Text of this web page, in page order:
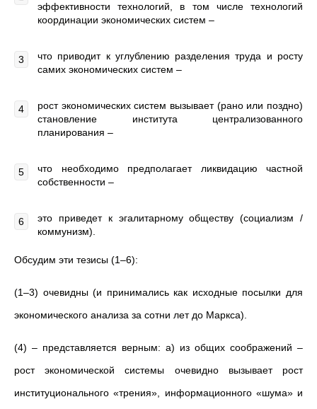
эффективности технологий, в том числе технологий
координации экономических систем –
что приводит к углублению разделения труда и росту
самих экономических систем –
рост экономических систем вызывает (рано или поздно)
становление института централизованного
планирования –
что необходимо предполагает ликвидацию частной
собственности –
это приведет к эгалитарному обществу (социализм /
коммунизм).
Обсудим эти тезисы (1–6):
(1–3) очевидны (и принимались как исходные посылки для
экономического анализа за сотни лет до Маркса).
(4) – представляется верным: a) из общих соображений –
рост экономической системы очевидно вызывает рост
институционального «трения», информационного «шума» и